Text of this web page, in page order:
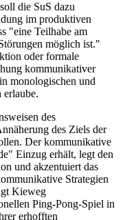
die SuS dazu
im produktiven
"eine Teilhabe am
möglich ist."
oder formale
kommunikativer
monologischen und
des
des Ziels der
Der kommunikative
Einzug erhält, legt den
und akzentuiert das
Strategien
Kieweg
Ping-Pong-Spiel in
erhofften